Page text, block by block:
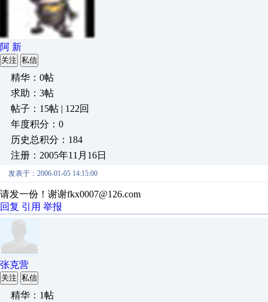
阿 新
关注 私信
精华：0帖
求助：3帖
帖子：15帖 | 122回
年度积分：0
历史总积分：184
注册：2005年11月16日
发表于：2006-01-05 14:15:00
请发一份！谢谢fkx0007@126.com
回复 引用 举报
张克营
关注 私信
精华：1帖